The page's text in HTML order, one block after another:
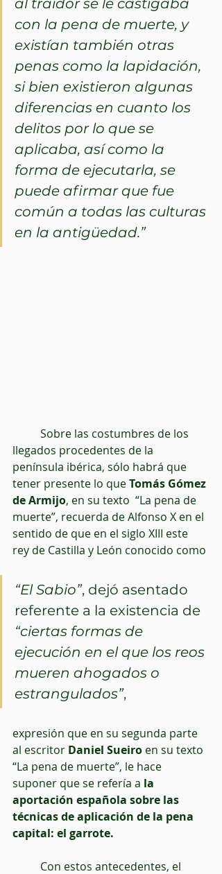
al traidor se le castigaba
con la pena de muerte, y
existían también otras
penas como la lapidación,
si bien existieron algunas
diferencias en cuanto los
delitos por lo que se
aplicaba, así como la
forma de ejecutarla, se
puede afirmar que fue
común a todas las culturas
en la antigüedad.”
llegados procedentes de la
península ibérica, sólo habrá que
tener presente lo que Tomás Gómez
de Armijo, en su texto  “La pena de
muerte”, recuerda de Alfonso X en el
sentido de que en el siglo XIII este
rey de Castilla y León conocido como
“El Sabio”, dejó asentado
referente a la existencia de
“ciertas formas de
ejecución en el que los reos
mueren ahogados o
estrangulados”,
expresión que en su segunda parte
al escritor Daniel Sueiro en su texto
“La pena de muerte”, le hace
suponer que se refería a la
aportación española sobre las
técnicas de aplicación de la pena
capital: el garrote.